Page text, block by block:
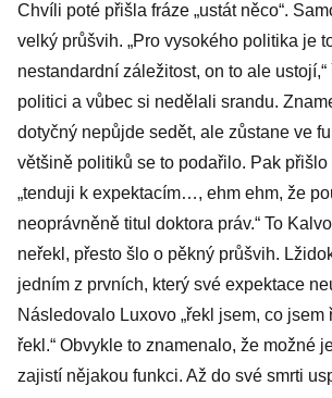
Chvíli poté přišla fráze „ustát něco“.
velký průšvih. „Pro vysokého politika je
nestandardní záležitost, on to ale
politici a vůbec si nedělali srandu.
dotyčný nepůjde sedět, ale zůstane ve
většině politiků se to podařilo. Pak
„tenduji k expektacím…, ehm ehm, že
neoprávněně titul doktora práv.“ To
neřekl, přesto šlo o pěkný průšvih.
jedním z prvních, který své expektace
Následovalo Luxovo „řekl jsem, co jsem
řekl.“ Obvykle to znamenalo, že možné
zajistí nějakou funkci. Až do své smrti